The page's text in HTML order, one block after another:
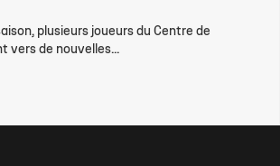
plusieurs joueurs du Centre de
vers de nouvelles...